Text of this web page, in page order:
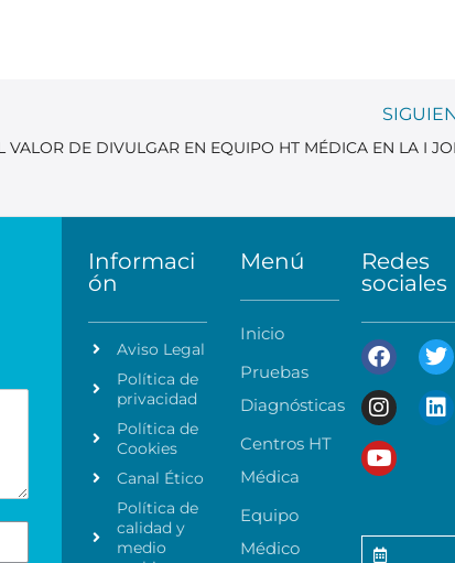
Informaci
ón
Aviso Legal
Política de
privacidad
Política de
Cookies
Canal Ético
Política de
calidad y
medio
Menú
Inicio
Pruebas
Diagnósticas
Centros HT
Médica
Equipo
Médico
Redes
sociales